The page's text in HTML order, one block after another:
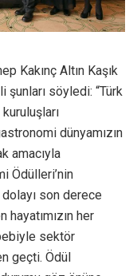
Kakınç Altın Kaşık
söyledi: “Türk
dünyamızın
amacıyla
Ödülleri’nin
son derece
her
sektör
geçti. Ödül